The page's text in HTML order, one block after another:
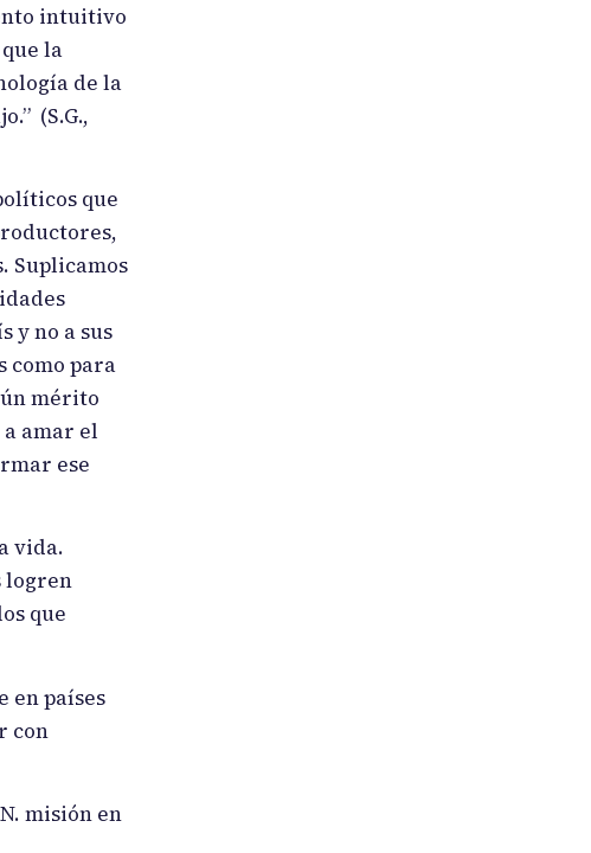
intuitivo
la
de la
(S.G.,
que
Suplicamos
y no a sus
como para
mérito
amar el
ese
vida.
logren
que
en países
con
misión en